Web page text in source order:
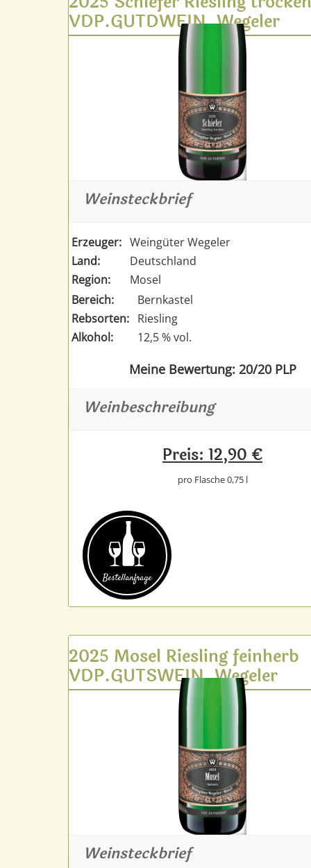
VDP.GUTDWEIN, Wegeler
Weinsteckbrief
Erzeuger: Weingüter Wegeler
Land:
Deutschland
Region:
Mosel
Bereich:
Bernkastel
Rebsorten: Riesling
Alkohol:
12,5 % vol.
Meine Bewertung: 20/20 PLP
Weinbeschreibung
Preis: 12,90 €
pro Flasche 0,75 l
Bestell­anfrage
2025 Mosel Riesling feinherb
VDP.GUTSWEIN, Wegeler
Weinsteckbrief